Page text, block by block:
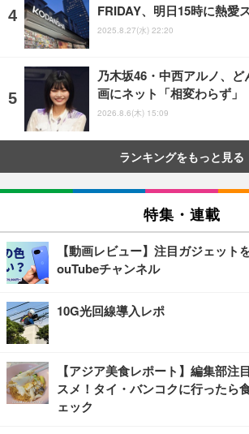
FRIDAY、明日15時に熱愛
2025.8.27(水) 22:20
乃木坂46・中西アルノ、
画にネット「相変わらず」
2026.8.6(木) 15:09
ランキングをもっと見る
特集・連載
【動画レビュー】注目ガジェット
ouTubeチャンネル
10G光回線導入レポ
【アジア美食レポート】編集部注
スメ！タイ・バンコクに行ったら
ェック